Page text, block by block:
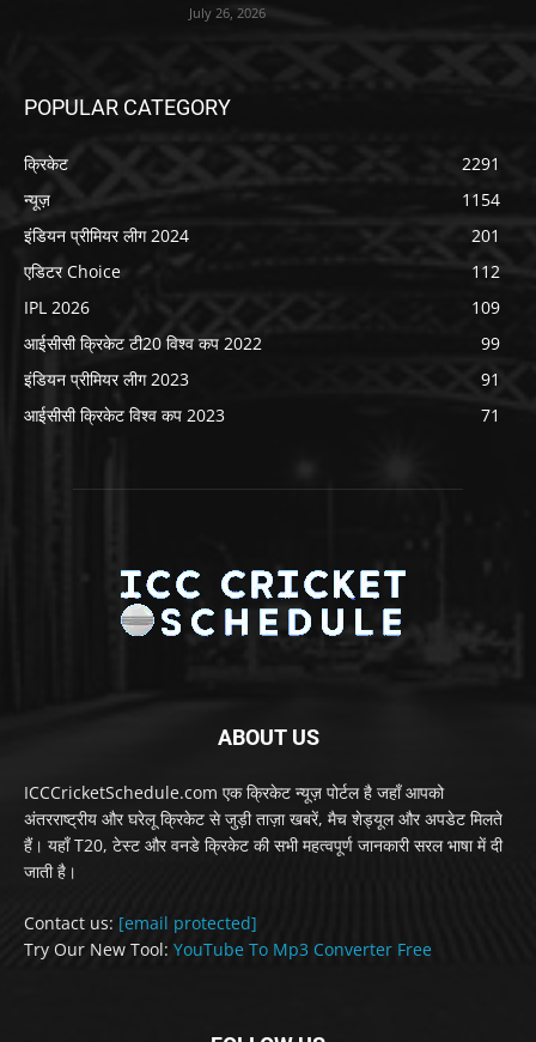
July 26, 2026
POPULAR CATEGORY
क्रिकेट
2291
न्यूज़
1154
इंडियन प्रीमियर लीग 2024
201
एडिटर Choice
112
IPL 2026
109
आईसीसी क्रिकेट टी20 विश्व कप 2022
99
इंडियन प्रीमियर लीग 2023
91
आईसीसी क्रिकेट विश्व कप 2023
71
ABOUT US
ICCCricketSchedule.com एक क्रिकेट न्यूज़ पोर्टल है जहाँ आपको
अंतरराष्ट्रीय और घरेलू क्रिकेट से जुड़ी ताज़ा खबरें, मैच शेड्यूल और अपडेट मिलते
हैं। यहाँ T20, टेस्ट और वनडे क्रिकेट की सभी महत्वपूर्ण जानकारी सरल भाषा में दी
जाती है।
Contact us: [email protected]
Try Our New Tool: YouTube To Mp3 Converter Free